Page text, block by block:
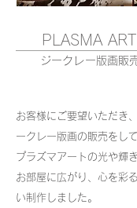
ジークレー版画販
PLASMA ART
お客様にご要望いただき
ークレー版画の販売をし
プラズマアートの光や輝
お部屋に広がり、心を彩
い制作しました。